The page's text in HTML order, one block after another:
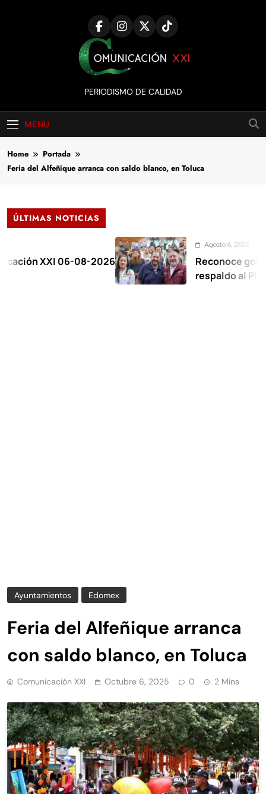
Comunicación
XXI
PERIODISMO DE CALIDAD
MENU
Home
Portada
Feria del Alfeñique arranca con saldo blanco, en Toluca
ÚLTIMAS NOTICIAS
XXI 06-08-2026
Agosto 6, 2026
Reconoce
respaldo al Plan de
Ayuntamientos Edomex
Feria del Alfeñique arranca
con saldo blanco, en Toluca
Comunicación XXI Octubre 6, 2025 0 2 Mins